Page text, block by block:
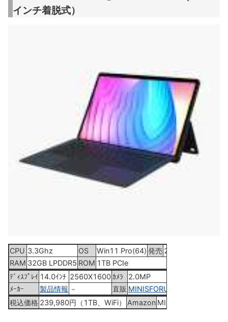
インチ着脱式）
CPU 3.3Ghz OS Win11 Pro(64) 発売 2024年4月15日
RAM 32GB LPDDR5 ROM 1TB PCIe
ﾃﾞｨｽﾌﾟﾚｲ 14.0ｲﾝﾁ 2560X1600 ｶﾒﾗ
2.0MP
ﾒｰｶｰ
製品情報 － 直販 MINISFORUM V3
税込価格 239,980円（1TB、WiFi） Amazon MINISFORUM V3